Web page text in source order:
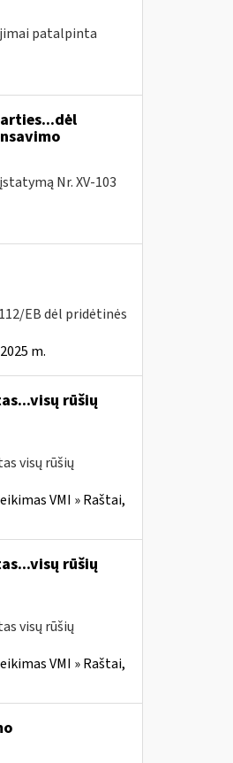
patalpinta
Nr. XV-103
EB dėl pridėtinės
m.
rūšių
visų rūšių
VMI » Raštai,
rūšių
visų rūšių
VMI » Raštai,